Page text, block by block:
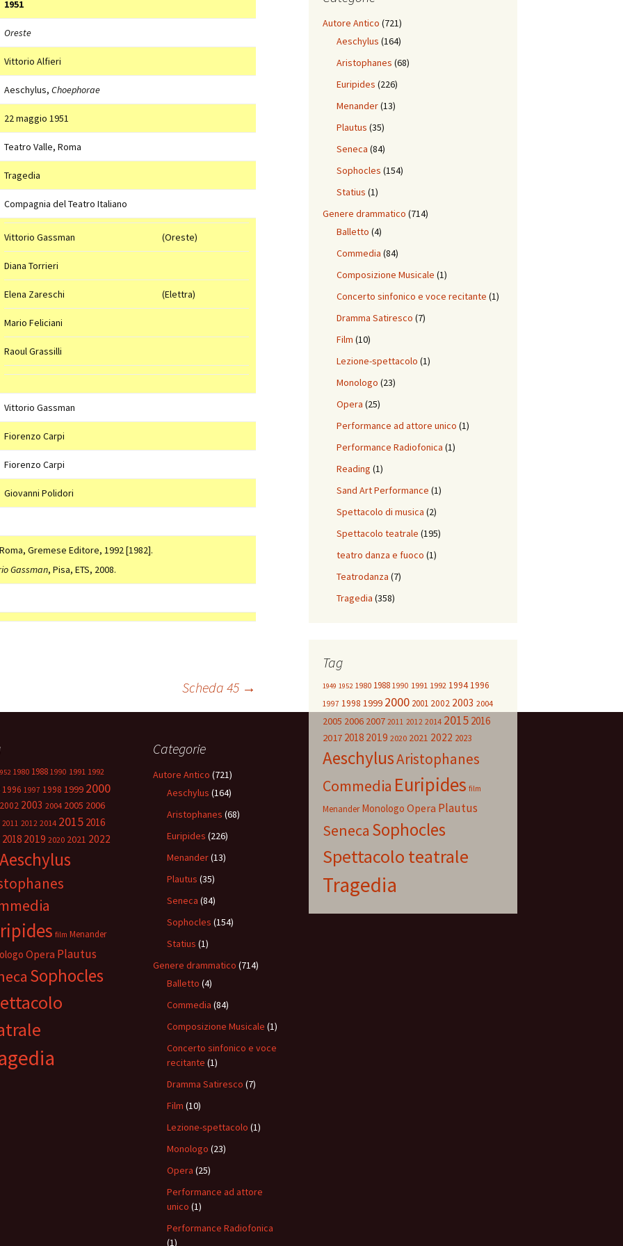
1951
Oreste
Vittorio Alfieri
Aeschylus, Choephorae
22 maggio 1951
Teatro Valle, Roma
Tragedia
Compagnia del Teatro Italiano
Vittorio Gassman (Oreste)
Diana Torrieri
Elena Zareschi (Elettra)
Mario Feliciani
Raoul Grassilli
Vittorio Gassman
Fiorenzo Carpi
Fiorenzo Carpi
Giovanni Polidori
Gremese Editore, 1992 [1982].
Gassman, Pisa, ETS, 2008.
Scheda 45 →
Autore Antico (721)
Aeschylus (164)
Aristophanes (68)
Euripides (226)
Menander(13)
Plautus (35)
Seneca (84)
Sophocles (154)
Statius (1)
Genere drammatico (714)
Balletto (4)
Commedia (84)
Composizione Musicale (1)
Concerto sinfonico e voce recitante (1)
Dramma Satiresco (7)
Film (10)
Lezione-spettacolo (1)
Monologo (23)
Opera (25)
Performance ad attore unico (1)
Performance Radiofonica (1)
Reading (1)
Sand Art Performance (1)
Spettacolo di musica (2)
Spettacolo teatrale (195)
teatro danza e fuoco (1)
Teatrodanza (7)
Tragedia (358)
Tag
1949 1952 1980 1988 1990 1991 1992 19941996
1997 1998 1999 2000 2001 2002 2003 2004
2005 2006 2007 2011 2012 2014 2015 2016
2017 2018 2019 2020 2021 2022 2023
AeschylusAristophanes
Commedia Euripides film
Menander Monologo Opera Plautus
Seneca Sophocles
Spettacolo teatrale
Tragedia
1980 1988 1990 1991 1992
1996 1997 1998 1999 2000
2002 2003 2004 2005 2006
2011 2012 2014 2015 2016
2018 2019 2020 2021 2022
Aeschylus
film Menander
Opera Plautus
Sophocles
Categorie
Autore Antico (721)
Aeschylus (164)
Aristophanes (68)
Euripides (226)
Menander(13)
Plautus (35)
Seneca (84)
Sophocles (154)
Statius (1)
Genere drammatico (714)
Balletto (4)
Commedia (84)
Composizione Musicale (1)
Concerto sinfonico e voce
recitante (1)
Dramma Satiresco (7)
Film (10)
Lezione-spettacolo (1)
Monologo (23)
Opera (25)
Performance ad attore
unico (1)
Performance Radiofonica
(1)